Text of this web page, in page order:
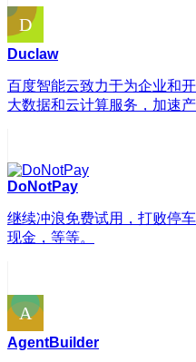
Duclaw
百度智能云致力于为企业和
大数据和云计算服务，加速
DoNotPay
继续冲浪免费试用，打败停
现金，等等。
AgentBuilder